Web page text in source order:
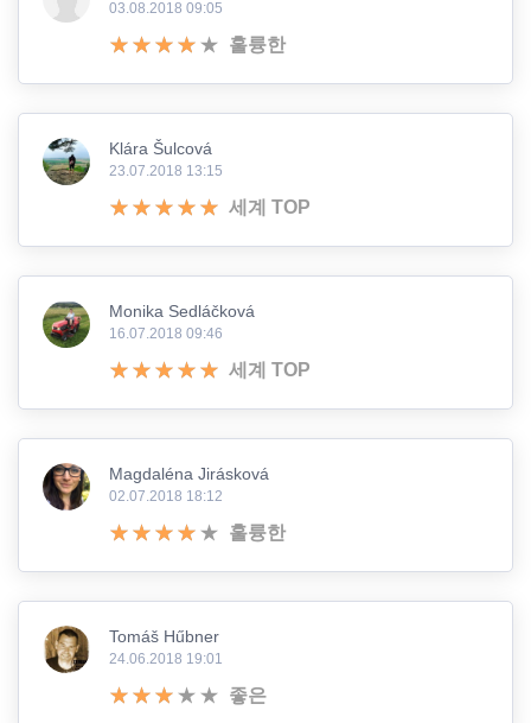
03.08.2018 09:05
훌륭한
Klára Šulcová
23.07.2018 13:15
세계 TOP
Monika Sedláčková
16.07.2018 09:46
세계 TOP
Magdaléna Jirásková
02.07.2018 18:12
훌륭한
Tomáš Hűbner
24.06.2018 19:01
좋은